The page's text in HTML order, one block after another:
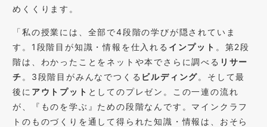
めくくります。
「私の授業には、全部で4段階の学びが隠されていま
す。1段階目が知識・情報を仕入れる インプット 。第2段
階は、わかったことをネットや本でさらに調べる リサー
チ 。3段階目がみんなでつくる ビルディング。そして最
後に アウトプット としてのプレゼン。この一連の流れ
が、『ものを学ぶ』ための段階なんです。マインクラフ
トのものづくりを通して得られた知識・情報は、おそら